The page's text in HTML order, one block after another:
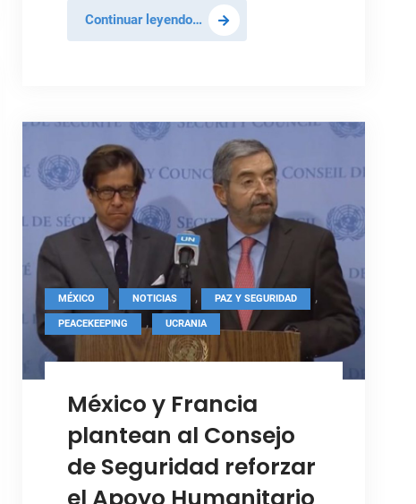
Continuar leyendo…México
participa
Fórmula
Arria
convocada
por
Irlanda
MÉXICO , NOTICIAS , PAZ Y SEGURIDAD ,
PEACEKEEPING , UCRANIA
México y Francia
plantean al Consejo
de Seguridad reforzar